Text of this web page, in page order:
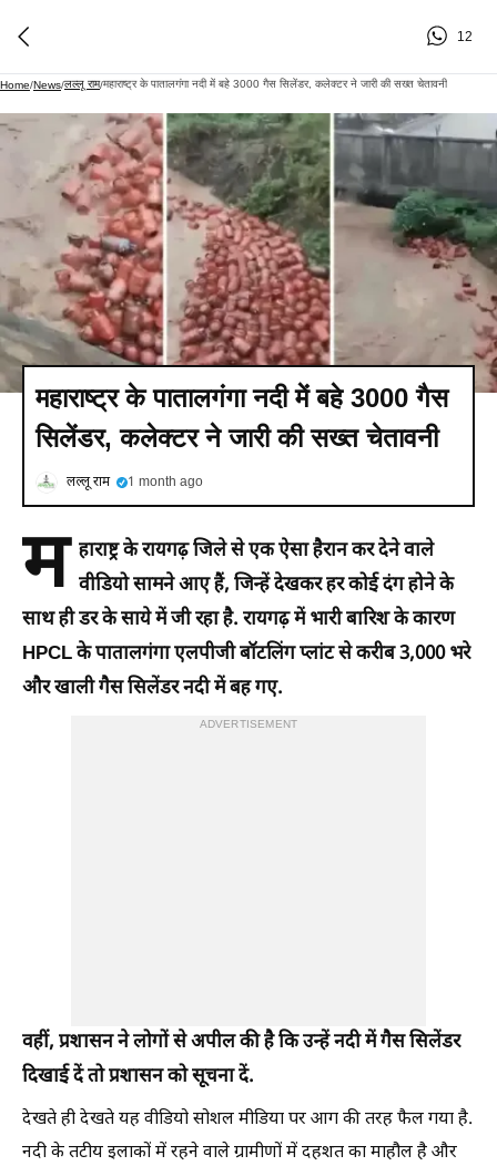
12
Home/News/लल्लू राम/महाराष्ट्र के पातालगंगा नदी में बहे 3000 गैस सिलेंडर, कलेक्टर ने जारी की सख्त चेतावनी
महाराष्ट्र के पातालगंगा नदी में बहे 3000 गैस
सिलेंडर, कलेक्टर ने जारी की सख्त चेतावनी
लल्लू राम 1 month ago
म हाराष्ट्र के रायगढ़ जिले से एक ऐसा हैरान कर देने वाले
वीडियो सामने आए हैं, जिन्हें देखकर हर कोई दंग होने के
साथ ही डर के साये में जी रहा है. रायगढ़ में भारी बारिश के कारण
HPCL के पातालगंगा एलपीजी बॉटलिंग प्लांट से करीब 3,000 भरे
और खाली गैस सिलेंडर नदी में बह गए.
ADVERTISEMENT
वहीं, प्रशासन ने लोगों से अपील की है कि उन्हें नदी में गैस सिलेंडर
दिखाई दें तो प्रशासन को सूचना दें.
देखते ही देखते यह वीडियो सोशल मीडिया पर आग की तरह फैल गया है.
नदी के तटीय इलाकों में रहने वाले ग्रामीणों में दहशत का माहौल है और